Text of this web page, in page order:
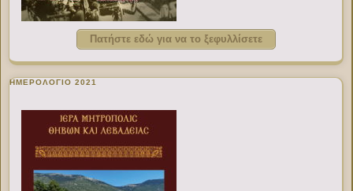
Πατήστε εδώ για να το ξεφυλλίσετε
ΗΜΕΡΟΛΟΓΙΟ 2021